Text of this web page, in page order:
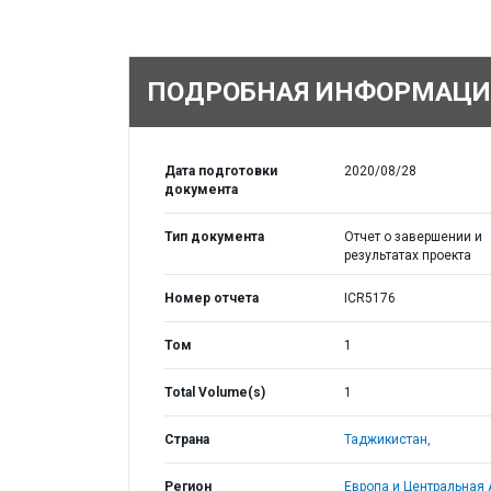
ПОДРОБНАЯ
Дата подготовки
документа
2020/08/28
Тип документа
Отчет о завершении и
результатах проекта
Номер отчета ICR5176
Том 1
Total Volume(s) 1
Страна Таджикистан,
Регион Европа и Центральная